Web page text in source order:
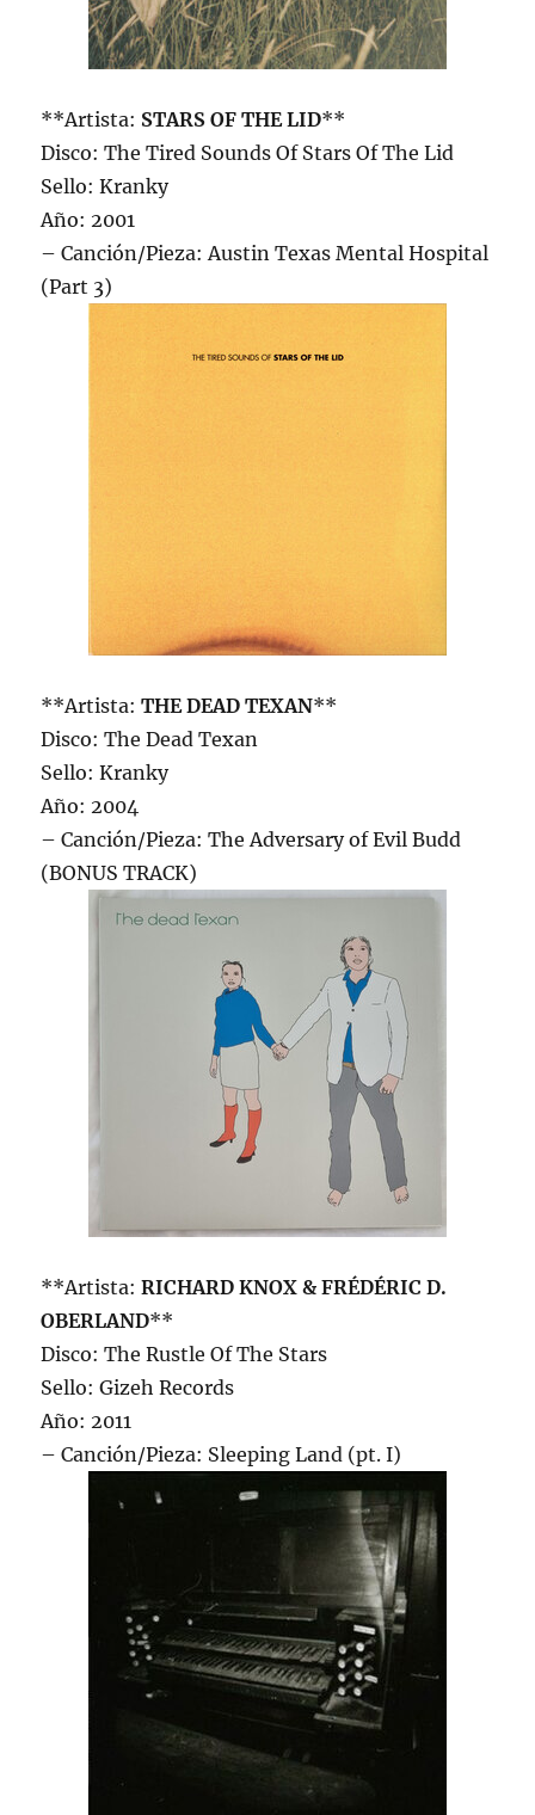
**Artista: STARS OF THE LID**
Disco: The Tired Sounds Of Stars Of The Lid
Sello: Kranky
Año: 2001
– Canción/Pieza: Austin Texas Mental Hospital
(Part 3)
**Artista:THE DEAD TEXAN**
Disco: The Dead Texan
Sello: Kranky
Año: 2004
– Canción/Pieza: The Adversary of Evil Budd
(BONUS TRACK)
**Artista:RICHARD KNOX & FRÉDÉRIC D.
OBERLAND**
Disco: The Rustle Of The Stars
Sello: Gizeh Records
Año: 2011
– Canción/Pieza: Sleeping Land (pt. I)